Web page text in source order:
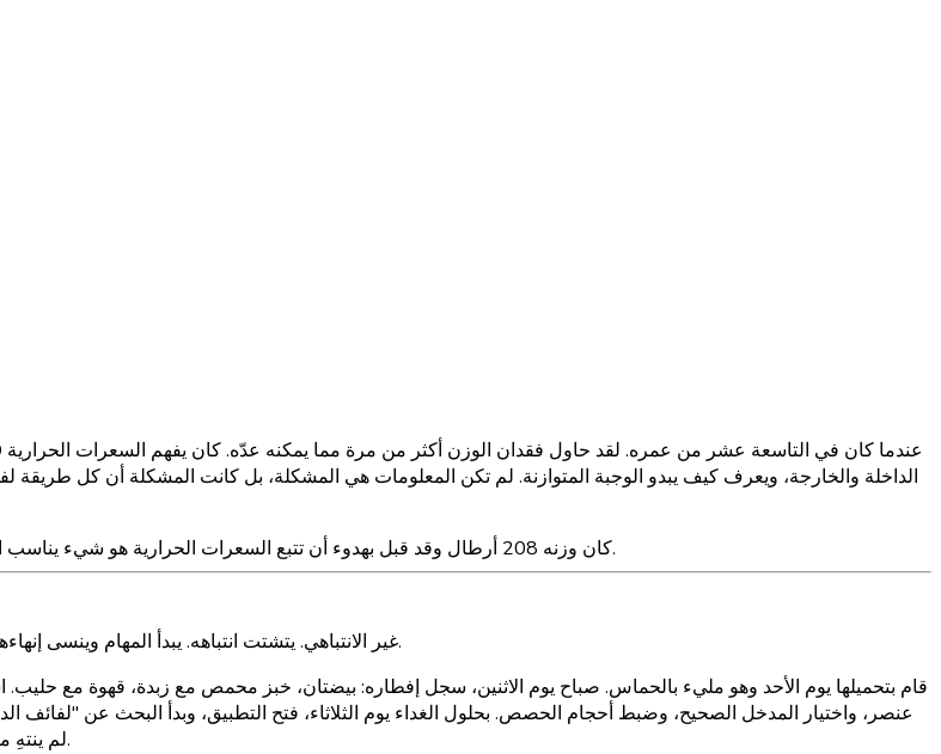
الداخلة والخارجة، ويعرف كيف يبدو الوجبة المتوازنة. لم تكن المعلومات هي المشكلة، بل كانت المشكلة أن كل طريقة
عندما وجد جوش Nutrola، كان وزنه 208 أرطال وقد قبل بهدوء أن تتبع السعرات الحرارية هو شيء يناسب الآخرين لكنه لا يناسبه. بعد ستة أشهر، أصبح وزنه 183 رطلاً.
جوش يعاني من نوع ADHD غير الانتباهي. يتشتت انتباهه. يبدأ المهام وينسى إنهاءها. يفقد إحساسه بالوقت ويدخل الغرف دون أن يتذكر لماذا.
لم ينتهِ من التسجيل. بحلول يوم الأربعاء، كان قد نسي أن التطبيق موجود. استمر لمدة تسعة أيام.